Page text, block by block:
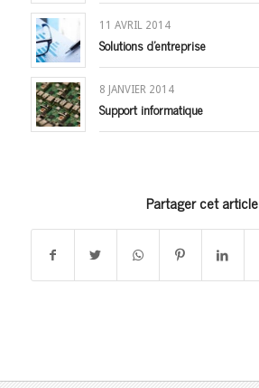
11 AVRIL 2014
Solutions d’entreprise
8 JANVIER 2014
Support informatique
Partager cet article